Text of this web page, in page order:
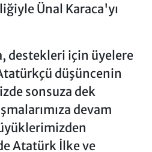
Ünal Karaca'yı
destekleri için üyelere
düşüncenin
sonsuza dek
devam
Atatürk İlke ve